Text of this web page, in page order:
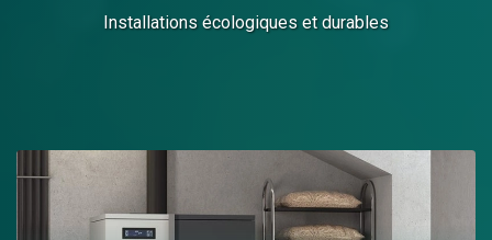
Installations écologiques et durables